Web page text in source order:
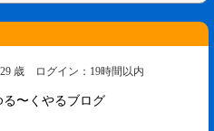
歳 ログイン：19時間以内
る〜くやるブログ